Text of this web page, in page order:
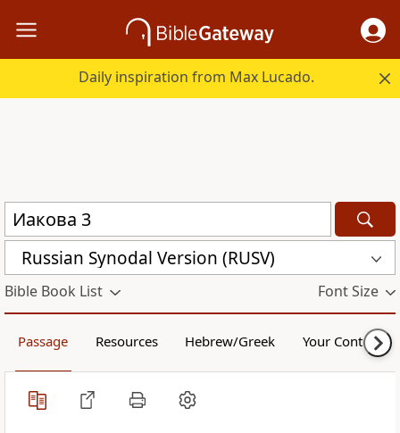
Daily inspiration from Max Lucado.
Russian Synodal Version (RUSV)
Bible Book List Font Size
Passage Resources Hebrew/Greek Your Content